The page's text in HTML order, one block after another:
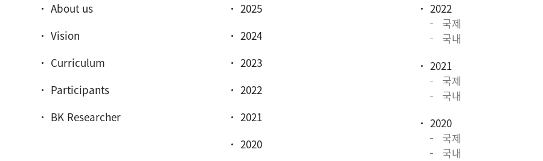
About us
Vision
Curriculum
Participants
BK Researcher
2025
2024
2023
2022
2021
2020
2022
국제
국내
2021
국제
국내
2020
국제
국내